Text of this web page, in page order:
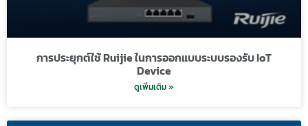
การประยุกต์ใช้ Ruijie ในการออกแบบระบบรองรับ IoT
Device
ดูเพิ่มเติม »